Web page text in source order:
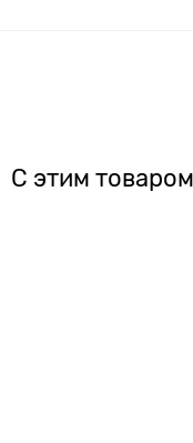
С этим